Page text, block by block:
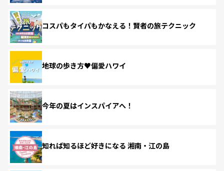
コスパもタイパもかなえる！賢者の旅テクニック
地球の歩き方♥偏愛ハワイ
今年の夏はインスパイアへ！
知れば知るほど好きになる 湘南・江の島